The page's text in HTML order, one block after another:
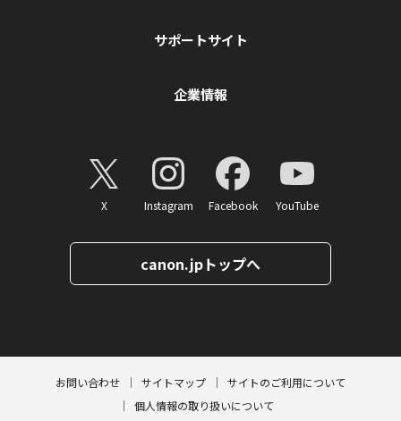
サポートサイト
企業情報
X Instagram Facebook YouTube
canon.jpトップへ
お問い合わせ サイトマップ
サイトのご利用について
個人情報の取り扱いについて